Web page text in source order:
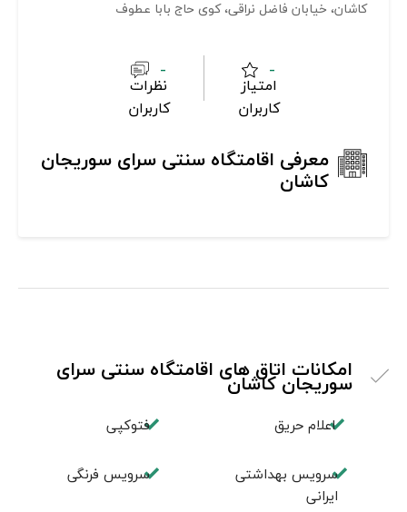
کاشان، خیابان فاضل نراقی، کوی حاج بابا عطوف
-
امتیاز
کاربران
-
نظرات
کاربران
معرفی اقامتگاه سنتی سرای سوریجان
کاشان
امکانات اتاق های اقامتگاه سنتی سرای
سوریجان کاشان
اعلام حریق فتوکپی
سرویس بهداشتی
ایرانی
سرویس فرنگی